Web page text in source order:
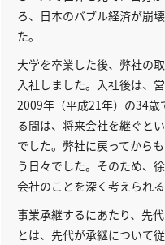
ろ、日本のバブル経済が崩
た。
大学を卒業した後、弊社の
入社しました。入社後は、
2009年（平成21年）の34歳
る間は、将来会社を継ぐと
でした。弊社に戻ってから
う日々でした。そのため、
会社のことを深く考えられ
事業承継するにあたり、先
とは、先代が承継について